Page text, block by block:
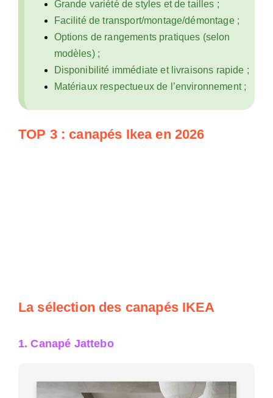
Grande variété de styles et de tailles ;
Facilité de transport/montage/démontage ;
Options de rangements pratiques (selon
modèles) ;
Disponibilité immédiate et livraisons rapide ;
Matériaux respectueux de l’environnement ;
TOP 3 : canapés Ikea en 2026
La sélection des canapés IKEA
1. Canapé Jattebo